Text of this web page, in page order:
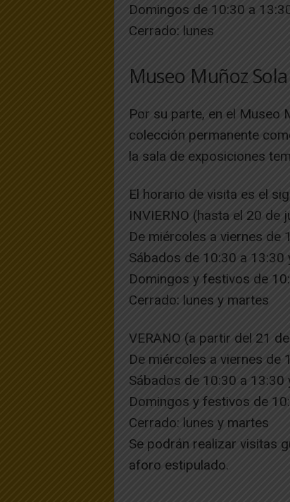
Domingos de 10:30 a
Cerrado: lunes
Museo Muñoz Sola
Por su parte, en el Museo
colección permanente
la sala de exposiciones
El horario de visita es el
INVIERNO (hasta el 20 de
De miércoles a viernes de
Sábados de 10:30 a 13:30
Domingos y festivos de
Cerrado: lunes y martes
VERANO (a partir del 21
De miércoles a viernes de
Sábados de 10:30 a 13:30
Domingos y festivos de
Cerrado: lunes y martes
Se podrán realizar visitas
aforo estipulado.